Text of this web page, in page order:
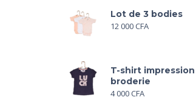
Lot de 3 bodies
12 000 CFA
T-shirt impression
broderie
4 000 CFA